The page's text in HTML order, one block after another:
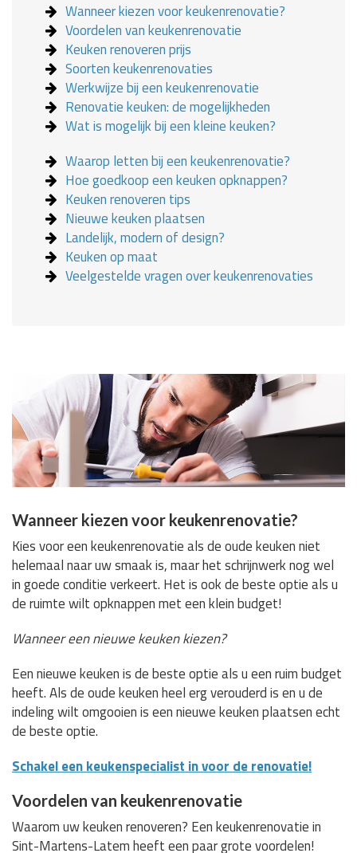
Wanneer kiezen voor keukenrenovatie?
Voordelen van keukenrenovatie
Keuken renoveren prijs
Soorten keukenrenovaties
Werkwijze bij een keukenrenovatie
Renovatie keuken: de mogelijkheden
Wat is mogelijk bij een kleine keuken?
Waarop letten bij een keukenrenovatie?
Hoe goedkoop een keuken opknappen?
Keuken renoveren tips
Nieuwe keuken plaatsen
Landelijk, modern of design?
Keuken op maat
Veelgestelde vragen over keukenrenovaties
Wanneer kiezen voor keukenrenovatie?
Kies voor een keukenrenovatie als de oude keuken niet
helemaal naar uw smaak is, maar het schrijnwerk nog wel
in goede conditie verkeert. Het is ook de beste optie als u
de ruimte wilt opknappen met een klein budget!
Wanneer een nieuwe keuken kiezen?
Een nieuwe keuken is de beste optie als u een ruim budget
heeft. Als de oude keuken heel erg verouderd is en u de
indeling wilt omgooien is een nieuwe keuken plaatsen echt
de beste optie.
Schakel een keukenspecialist in voor de renovatie!
Voordelen van keukenrenovatie
Waarom uw keuken renoveren? Een keukenrenovatie in
Sint-Martens-Latem heeft een paar grote voordelen!